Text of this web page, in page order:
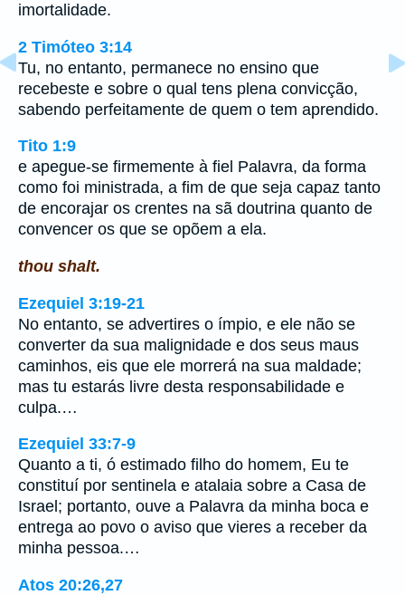
imortalidade.
2 Timóteo 3:14
Tu, no entanto, permanece no ensino que
recebeste e sobre o qual tens plena convicção,
sabendo perfeitamente de quem o tem aprendido.
Tito 1:9
e apegue-se firmemente à fiel Palavra, da forma
como foi ministrada, a fim de que seja capaz tanto
de encorajar os crentes na sã doutrina quanto de
convencer os que se opõem a ela.
thou shalt.
Ezequiel 3:19-21
No entanto, se advertires o ímpio, e ele não se
converter da sua malignidade e dos seus maus
caminhos, eis que ele morrerá na sua maldade;
mas tu estarás livre desta responsabilidade e
culpa.…
Ezequiel 33:7-9
Quanto a ti, ó estimado filho do homem, Eu te
constituí por sentinela e atalaia sobre a Casa de
Israel; portanto, ouve a Palavra da minha boca e
entrega ao povo o aviso que vieres a receber da
minha pessoa.…
Atos 20:26,27